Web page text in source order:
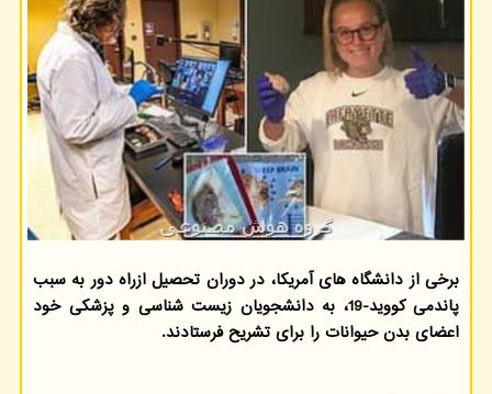
برخی از دانشگاه های آمریكا، در دوران تحصیل ازراه دور به سبب
پاندمی كووید-19، به دانشجویان زیست شناسی و پزشكی خود
اعضای بدن حیوانات را برای تشریح فرستادند.